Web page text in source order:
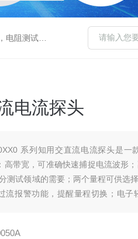
数据采集仪
电流探头
系列知用交直流电流探头是一
高带宽，可准确快速捕捉电流波形
测试领域的需要；两个量程可供选
流报警功能，提醒量程切换；电